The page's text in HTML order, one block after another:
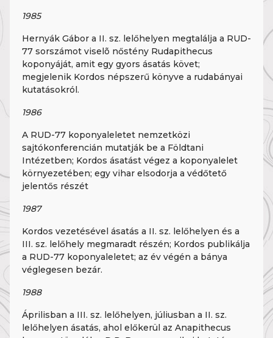
1985
Hernyák Gábor a II. sz. lelőhelyen megtalálja a RUD-
77 sorszámot viselõ nőstény Rudapithecus
koponyáját, amit egy gyors ásatás követ;
megjelenik Kordos népszerű könyve a rudabányai
kutatásokról.
1986
A RUD-77 koponyaleletet nemzetközi
sajtókonferencián mutatják be a Földtani
Intézetben; Kordos ásatást végez a koponyalelet
környezetében; egy vihar elsodorja a védőtető
jelentős részét
1987
Kordos vezetésével ásatás a II. sz. lelőhelyen és a
III. sz. lelőhely megmaradt részén; Kordos publikálja
a RUD-77 koponyaleletet; az év végén a bánya
véglegesen bezár.
1988
Áprilisban a III. sz. lelőhelyen, júliusban a II. sz.
lelőhelyen ásatás, ahol előkerül az Anapithecus